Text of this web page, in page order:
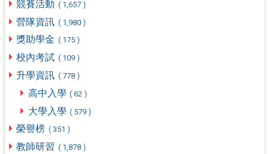
競賽活動 ( 1,657 )
營隊資訊 ( 1,980 )
獎助學金 ( 175 )
校內考試 ( 109 )
升學資訊 ( 778 )
高中入學 ( 62 )
大學入學 ( 579 )
榮譽榜 ( 351 )
教師研習 ( 1,878 )